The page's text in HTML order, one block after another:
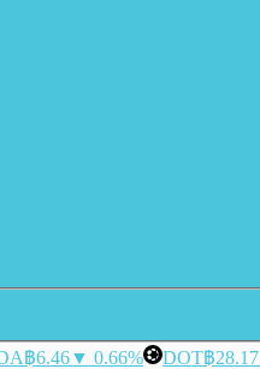
฿6.46▼ 0.66% DOT฿28.17